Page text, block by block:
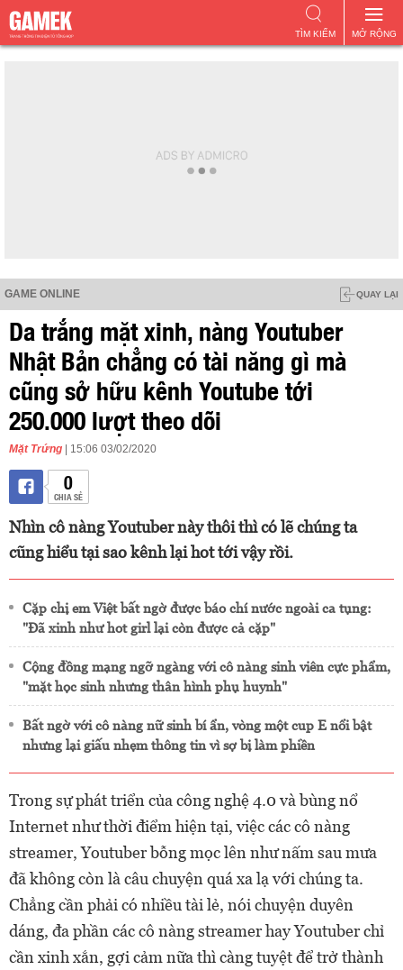
MỞ RỘNG
TÌM KIẾM
GAME ONLINE QUAY LẠI
Da trắng mặt xinh, nàng Youtuber
Nhật Bản chẳng có tài năng gì mà
cũng sở hữu kênh Youtube tới
250.000 lượt theo dõi
Mặt Trứng | 15:06 03/02/2020
0
CHIA SẺ
Nhìn cô nàng Youtuber này thôi thì có lẽ chúng ta
cũng hiểu tại sao kênh lại hot tới vậy rồi.
Cặp chị em Việt bất ngờ được báo chí nước ngoài ca tụng:
"Đã xinh như hot girl lại còn được cả cặp"
Cộng đồng mạng ngỡ ngàng với cô nàng sinh viên cực phẩm,
"mặt học sinh nhưng thân hình phụ huynh"
Bất ngờ với cô nàng nữ sinh bí ẩn, vòng một cup E nổi bật
nhưng lại giấu nhẹm thông tin vì sợ bị làm phiền
Trong sự phát triển của công nghệ 4.0 và bùng nổ
Internet như thời điểm hiện tại, việc các cô nàng
streamer, Youtuber bỗng mọc lên như nấm sau mưa
đã không còn là câu chuyện quá xa lạ với chúng ta.
Chẳng cần phải có nhiều tài lẻ, nói chuyện duyên
dáng, đa phần các cô nàng streamer hay Youtuber chỉ
cần xinh xắn, gợi cảm nữa thì càng tuyệt để trở thành